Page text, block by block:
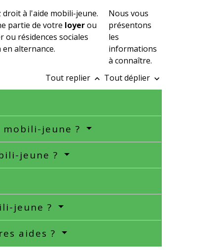
droit à l'aide mobili-jeune.
partie de votre loyerou
résidences sociales
alternance.
Nous vous
présentons
les
informations
à connaître.
Tout replier keyboard_arrow_up Tout déplier keyboard_arrow_down
jeune ?
jeune ?
jeune ?
aides ?